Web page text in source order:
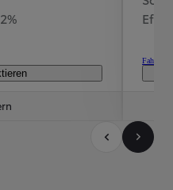
Fahrzeug